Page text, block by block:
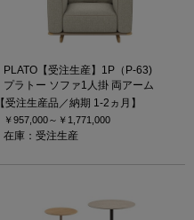
PLATO【受注生産】1P（P-63)
プラトー ソファ1人掛 両アーム
【受注生産品／納期 1-2ヵ月】
￥957,000～ ￥1,771,000
在庫：受注生産